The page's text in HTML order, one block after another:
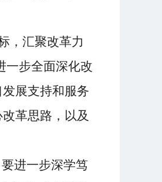
，汇聚改革力
一步全面深化改
展支持和服务
革思路， 以及
要进一步深学笃